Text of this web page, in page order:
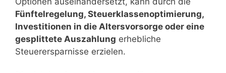
Fünftelregelung, Steuerklassenoptimierung,
Investitionen in die Altersvorsorge oder eine
gesplittete Auszahlung erhebliche
Steuerersparnisse erzielen.